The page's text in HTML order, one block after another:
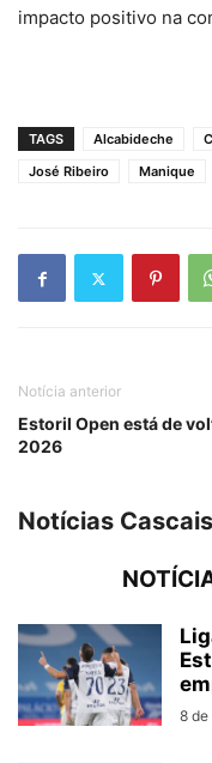
impacto positivo na
TAGS Alcabideche
José Ribeiro
Manique
Notícia anterior
Estoril Open está de
2026
Notícias Cascais
8 de